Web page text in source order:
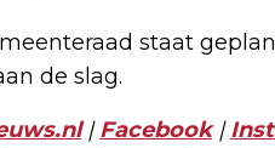
staat
de slag.
|Facebook|